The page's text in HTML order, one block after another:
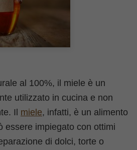
al 100%, il miele è un
utilizzato in cucina e non
Il miele, infatti, è un alimento
essere impiegato con ottimi
di dolci, torte o